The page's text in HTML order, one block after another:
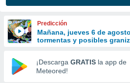
las
y
forma
digital
basada
Predicción
Mañana, jueves 6 de
tormentas y posibles
¡Descarga GRATIS la app de
Meteored!